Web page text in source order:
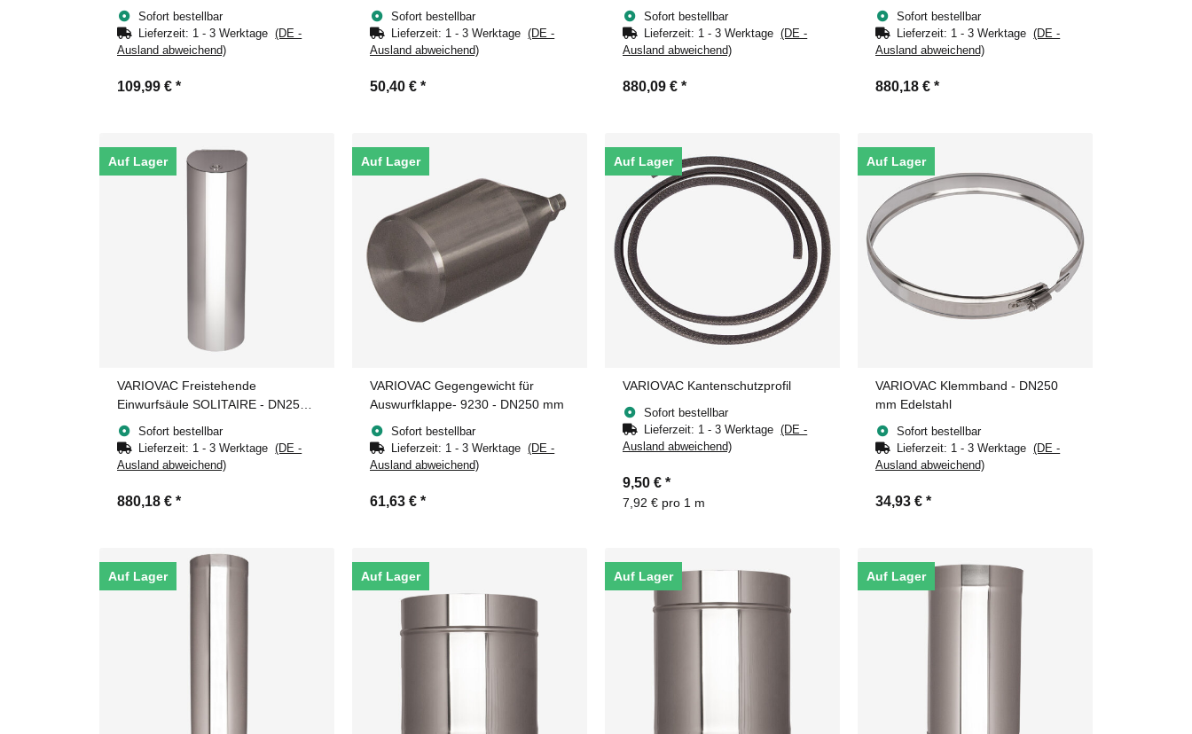
Sofort bestellbar
Lieferzeit: 1 - 3 Werktage(DE -
Ausland abweichend)
109,99 € *
Sofort bestellbar
Lieferzeit: 1 - 3 Werktage(DE -
Ausland abweichend)
50,40 € *
DN250 mm Edelstahl
Sofort bestellbar
Lieferzeit: 1 - 3 Werktage(DE -
Ausland abweichend)
880,09 € *
(Zwischenmodul) - DN250 mm
Edelstahl
Sofort bestellbar
Lieferzeit: 1 - 3 Werktage(DE -
Ausland abweichend)
880,18 € *
Auf Lager
VARIOVAC Freistehende
Einwurfsäule SOLITAIRE - DN250
mm Edelstahl
Sofort bestellbar
Lieferzeit: 1 - 3 Werktage(DE -
Ausland abweichend)
880,18 € *
Auf Lager
VARIOVAC Gegengewicht für
Auswurfklappe- 9230 - DN250 mm
Sofort bestellbar
Lieferzeit: 1 - 3 Werktage(DE -
Ausland abweichend)
61,63 € *
Auf Lager
VARIOVAC Kantenschutzprofil
Sofort bestellbar
Lieferzeit: 1 - 3 Werktage(DE -
Ausland abweichend)
9,50 € *
7,92 € pro 1 m
Auf Lager
VARIOVAC Klemmband - DN250
mm Edelstahl
Sofort bestellbar
Lieferzeit: 1 - 3 Werktage(DE -
Ausland abweichend)
34,93 € *
Auf Lager Auf Lager Auf Lager Auf Lager